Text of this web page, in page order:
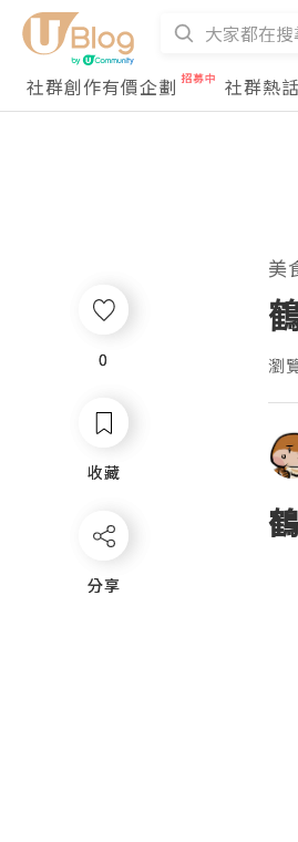
社群創作有價企劃
社群熱話
0
收藏
分享
美
瀏
0
收藏
分享